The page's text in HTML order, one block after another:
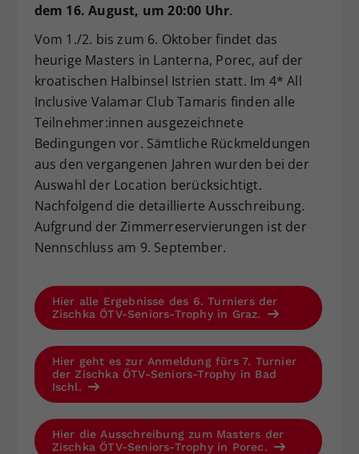
dem 16. August, um 20:00 Uhr.
Vom 1./2. bis zum 6. Oktober findet das
heurige Masters in Lanterna, Porec, auf der
kroatischen Halbinsel Istrien statt. Im 4* All
Inclusive Valamar Club Tamaris finden alle
Teilnehmer:innen ausgezeichnete
Bedingungen vor. Sämtliche Rückmeldungen
aus den vergangenen Jahren wurden bei der
Auswahl der Location berücksichtigt.
Nachfolgend die detaillierte Ausschreibung.
Aufgrund der Zimmerreservierungen ist der
Nennschluss am 9. September.
Hier alle Ergebnisse des 6. Turniers der
Zischka ÖTV-Seniors-Trophy in Graz.
Hier geht es zur Anmeldung fürs 7. Turnier
der Zischka ÖTV-Seniors-Trophy in Bad
Ischl.
Hier die Ausschreibung zum Masters der
Zischka ÖTV-Seniors-Trophy in Porec.